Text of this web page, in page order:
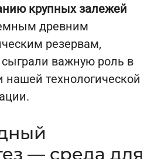
крупных залежей
древним
резервам,
важную роль в
нашей технологической
— среда для